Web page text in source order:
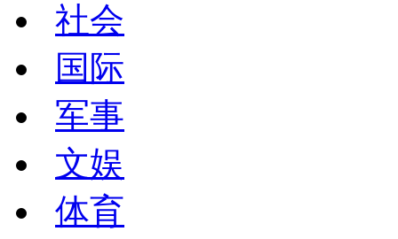
社会
国际
军事
文娱
体育